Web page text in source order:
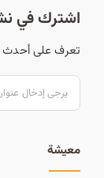
اشترك في
تعرف على أحدث
معيشة